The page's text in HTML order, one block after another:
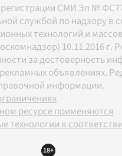
СМИ Эл №
службой по надзору в
технологий и
10.11.2016 г.
за достоверность
объявлениях.
информации.
ресурсе применяются
технологии в
18+